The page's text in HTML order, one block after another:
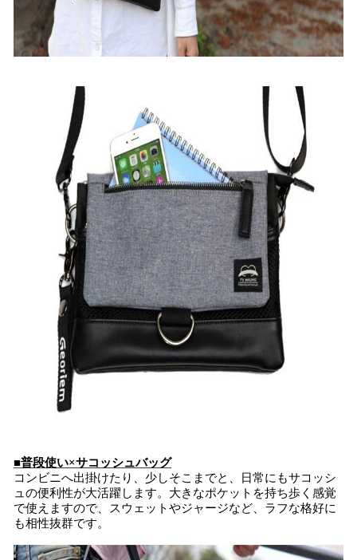
■普段使い×サコッシュバッグ
コンビニへ出掛けたり、少しそこまでと、日常にもサコッシ
ュの便利性が大活躍します。大きなポケットを持ち歩く感覚
で使えますので、スウェットやジャージなど、ラフな格好に
も相性抜群です。